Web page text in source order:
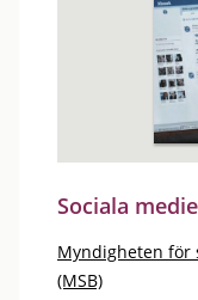
Sociala
Myndigheten för
(MSB)